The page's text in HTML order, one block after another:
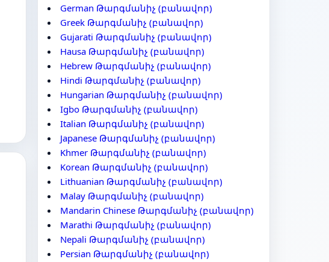
German Թարգմանիչ (բանավոր)
Greek Թարգմանիչ (բանավոր)
Gujarati Թարգմանիչ (բանավոր)
Hausa Թարգմանիչ (բանավոր)
Hebrew Թարգմանիչ (բանավոր)
Hindi Թարգմանիչ (բանավոր)
Hungarian Թարգմանիչ (բանավոր)
Igbo Թարգմանիչ (բանավոր)
Italian Թարգմանիչ (բանավոր)
Japanese Թարգմանիչ (բանավոր)
Khmer Թարգմանիչ (բանավոր)
Korean Թարգմանիչ (բանավոր)
Lithuanian Թարգմանիչ (բանավոր)
Malay Թարգմանիչ (բանավոր)
Mandarin Chinese Թարգմանիչ (բանավոր)
Marathi Թարգմանիչ (բանավոր)
Nepali Թարգմանիչ (բանավոր)
Persian Թարգմանիչ (բանավոր)